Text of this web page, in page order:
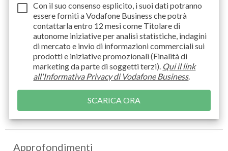
Con il suo consenso esplicito, i suoi dati potranno
essere forniti a Vodafone Business che potrà
contattarla entro 12 mesi come Titolare di
autonome iniziative per analisi statistiche, indagini
di mercato e invio di informazioni commerciali sui
prodotti e iniziative promozionali (Finalità di
marketing da parte di soggetti terzi). Qui il link
all'Informativa Privacy di Vodafone Business.
Approfondimenti